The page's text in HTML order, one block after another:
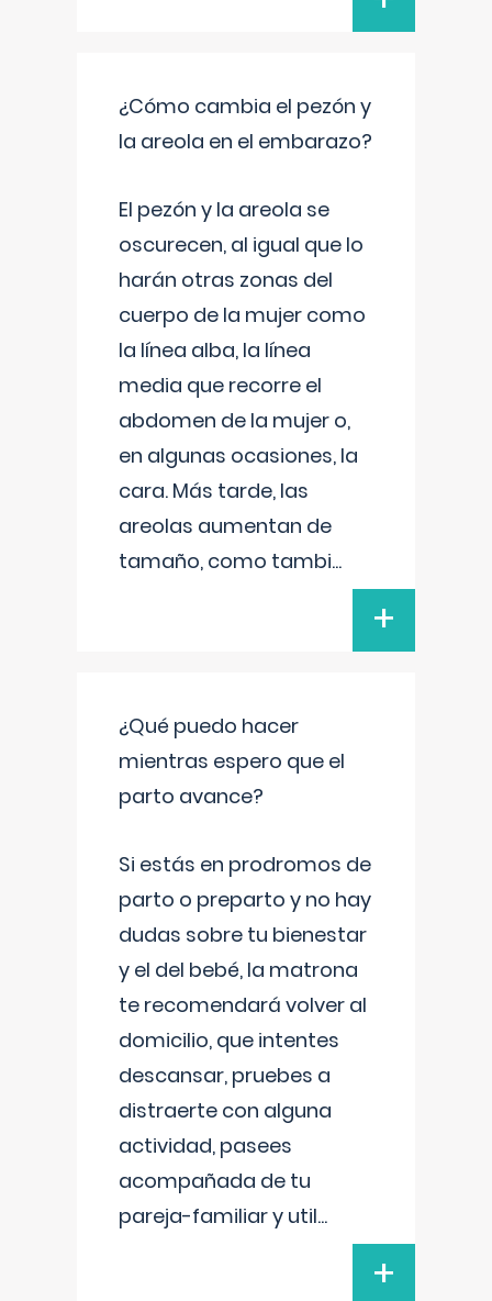
¿Cómo cambia el pezón y
la areola en el embarazo?
El pezón y la areola se
oscurecen, al igual que lo
harán otras zonas del
cuerpo de la mujer como
la línea alba, la línea
media que recorre el
abdomen de la mujer o,
en algunas ocasiones, la
cara. Más tarde, las
areolas aumentan de
tamaño, como tambi...
+
¿Qué puedo hacer
mientras espero que el
parto avance?
Si estás en prodromos de
parto o preparto y no hay
dudas sobre tu bienestar
y el del bebé, la matrona
te recomendará volver al
domicilio, que intentes
descansar, pruebes a
distraerte con alguna
actividad, pasees
acompañada de tu
pareja-familiar y util...
+